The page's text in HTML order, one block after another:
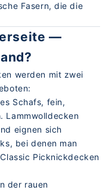
Fasern, die die
—
werden mit zwei
Schafs, fein,
Lammwolldecken
eignen sich
bei denen man
Classic Picknickdecken
der rauen